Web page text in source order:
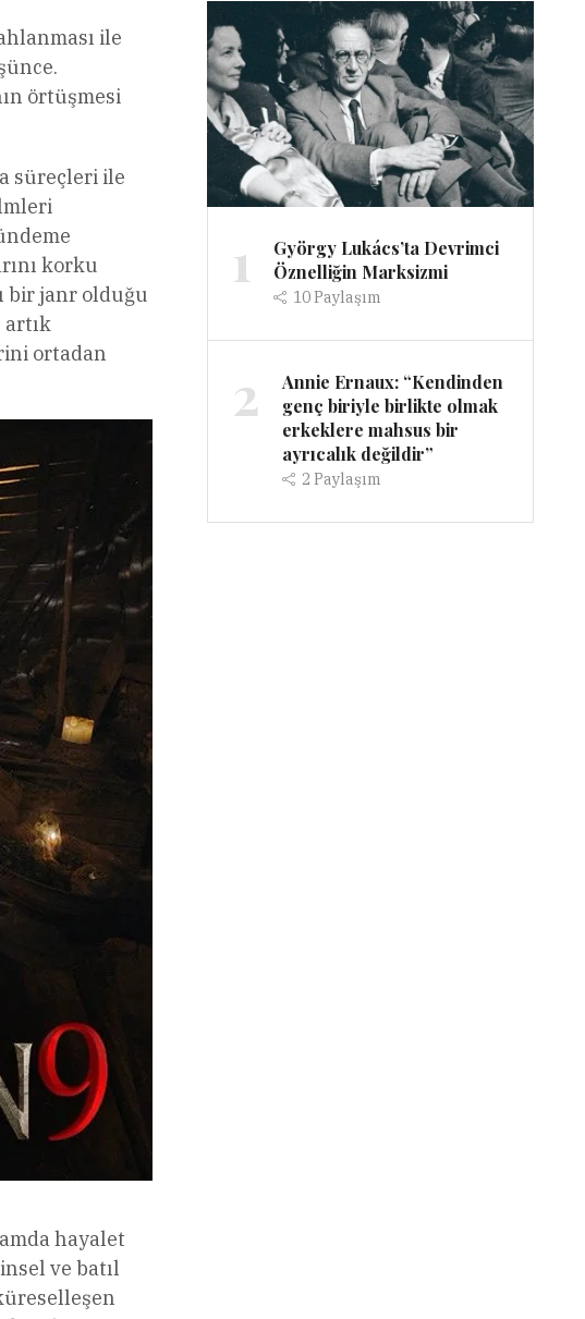
ile
örtüşmesi
süreçleri ile
korku
bir janr olduğu
ortadan
hayalet
ve batıl
1
György Lukács’ta Devrimci
Öznelliğin Marksizmi
10Paylaşım
2
Annie Ernaux: “Kendinden
genç biriyle birlikte olmak
erkeklere mahsus bir
ayrıcalık değildir”
2Paylaşım